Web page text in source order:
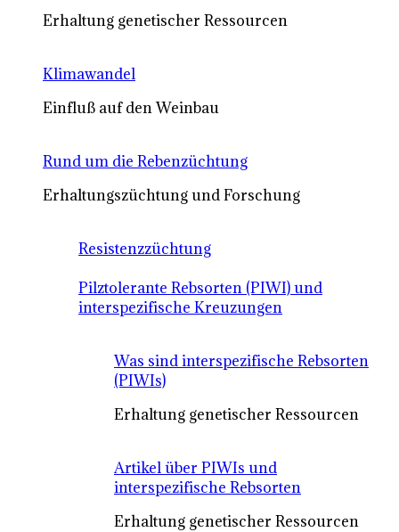
Erhaltung genetischer Ressourcen
Klimawandel
Einfluß auf den Weinbau
Rund um die Rebenzüchtung
Erhaltungszüchtung und Forschung
Resistenzzüchtung
Pilztolerante Rebsorten (PIWI) und
interspezifische Kreuzungen
Was sind interspezifische Rebsorten
(PIWIs)
Erhaltung genetischer Ressourcen
Artikel über PIWIs und
interspezifische Rebsorten
Erhaltung genetischer Ressourcen